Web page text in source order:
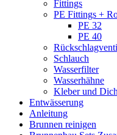
Fittings
PE Fittings +
PE 32
PE 40
Schlauch
Wasserfilter
Wasserhähne
Kleber und
Entwässerung
Anleitung
Brunnen reinigen